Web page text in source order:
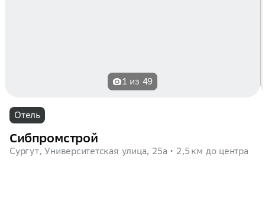
1 из 49
Отель
Сибпромстрой
Сургут, Университетская улица, 25а 2,5 км до центра